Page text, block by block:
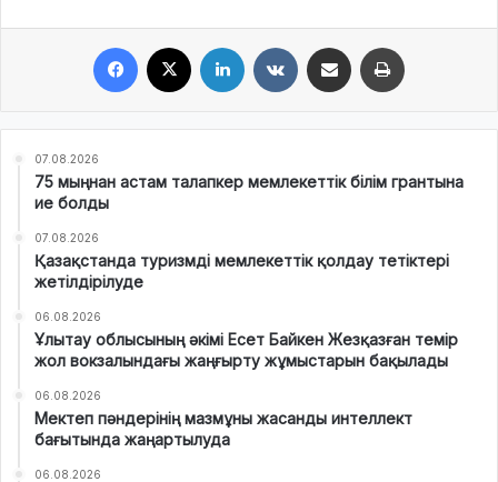
07.08.2026
75 мыңнан астам талапкер мемлекеттік білім грантына
ие болды
07.08.2026
Қазақстанда туризмді мемлекеттік қолдау тетіктері
жетілдірілуде
06.08.2026
Ұлытау облысының әкімі Есет Байкен Жезқазған темір
жол вокзалындағы жаңғырту жұмыстарын бақылады
06.08.2026
Мектеп пәндерінің мазмұны жасанды интеллект
бағытында жаңартылуда
06.08.2026